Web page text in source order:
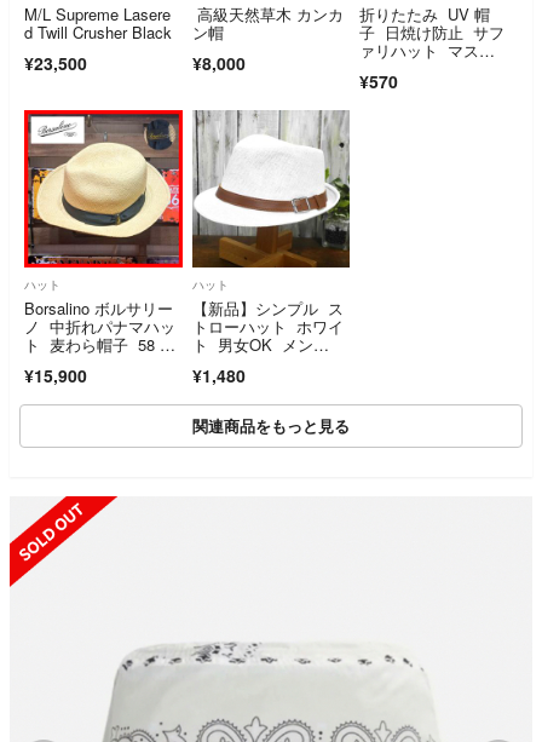
M/L Supreme Lasere
d Twill Crusher Black
¥23,500
高級天然草木 カンカ
ン帽
¥8,000
折りたたみ UV 帽
子 日焼け防止 サフ
ァリハット マス
ト ブラック 黒色 紫
¥570
ハット
Borsalino ボルサリー
ノ 中折れパナマハッ
ト 麦わら帽子 58 ナ
¥15,900
ハット
【新品】シンプル ス
トローハット ホワイ
ト 男女OK メン
¥1,480
関連商品をもっと見る